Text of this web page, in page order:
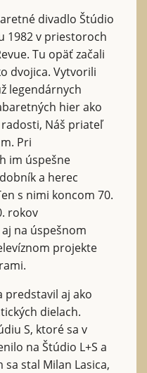
divadlo Štúdio
1982 v priestoroch
Tu opäť začali
dvojica. Vytvorili
legendárnych
hier ako
Náš priateľ
Pri
im úspešne
a herec
s nimi koncom 70.
rokov
na úspešnom
projekte
predstavil aj ako
dielach.
S, ktoré sa v
na Štúdio L+S a
stal Milan Lasica,